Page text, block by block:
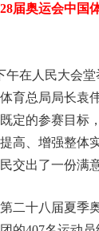
届奥运会中国
在人民大会堂
育总局局长袁
定的参赛目标
高、增强整体
交出了一份满
十八届夏季